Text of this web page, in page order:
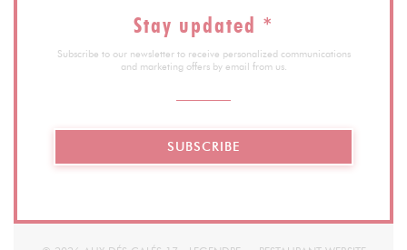
Stay updated *
Subscribe to our newsletter to receive personalized communications
and marketing offers by email from us.
SUBSCRIBE